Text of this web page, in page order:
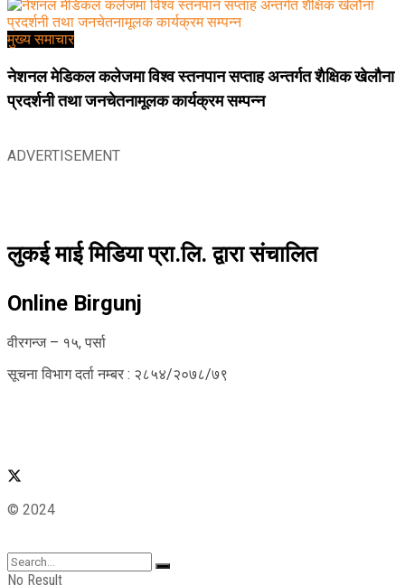
मुख्य समाचार
नेशनल मेडिकल कलेजमा विश्व स्तनपान सप्ताह अन्तर्गत शैक्षिक खेलौना
प्रदर्शनी तथा जनचेतनामूलक कार्यक्रम सम्पन्न
ADVERTISEMENT
लुकई माई मिडिया प्रा.लि. द्वारा संचालित
Online Birgunj
वीरगन्ज – १५, पर्सा
सूचना विभाग दर्ता नम्बर : २८५४/२०७८/७९
© 2024
No Result